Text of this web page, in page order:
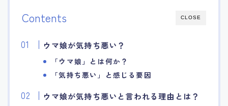
CLOSE
Contents
ウマ娘が気持ち悪い？
「ウマ娘」とは何か？
「気持ち悪い」と感じる要因
ウマ娘が気持ち悪いと言われる理由とは？